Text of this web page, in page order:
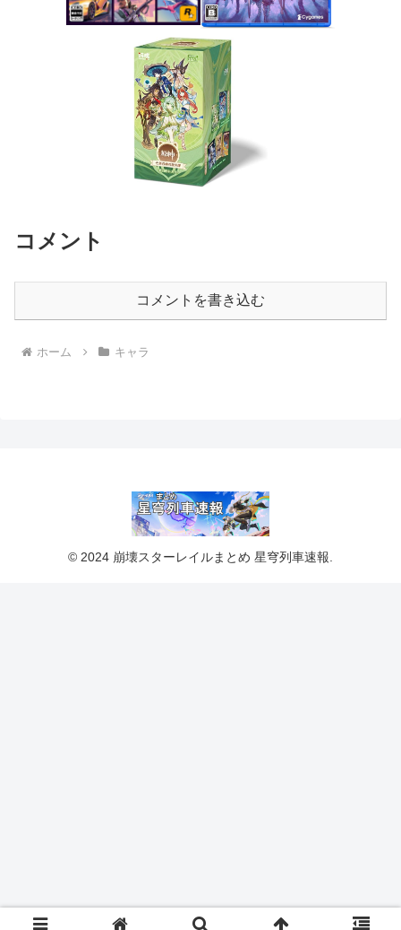
コメント
コメントを書き込む
ホーム キャラ
© 2024 崩壊スターレイルまとめ 星穹列車速報.